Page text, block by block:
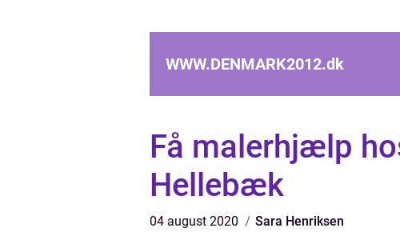
WWW.DENMARK2012.dk
Få malerhjælp
Hellebæk
04 august 2020 Sara Henriksen